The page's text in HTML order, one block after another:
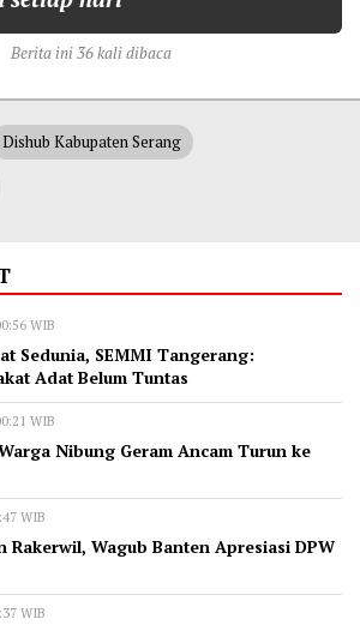
Berita ini 36 kali dibaca
Dishub Kabupaten Serang
WIB
Sedunia, SEMMI Tangerang:
Adat Belum Tuntas
WIB
Nibung Geram Ancam Turun ke
WIB
Rakerwil, Wagub Banten Apresiasi DPW
WIB